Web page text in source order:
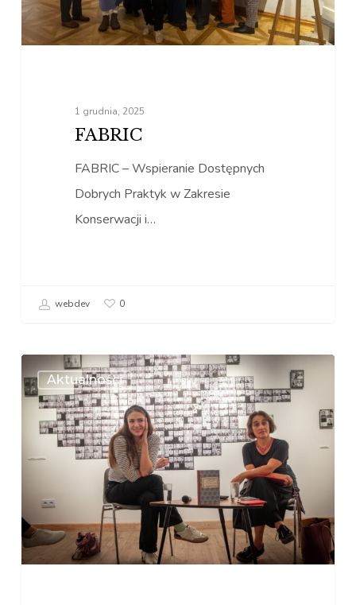
1 grudnia, 2025
FABRIC
FABRIC – Wspieranie Dostępnych
Dobrych Praktyk w Zakresie
Konserwacji i…
webdev 0
Aktualności
Spotkanie
z
Antoniną
im.
Sleńdzińskich